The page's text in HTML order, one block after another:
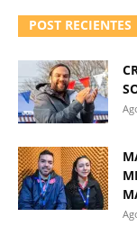
POST RECIENTES